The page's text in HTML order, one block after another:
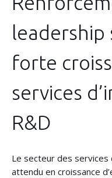
leadership
forte
services
R&D
Le secteur des services
attendu en croissance